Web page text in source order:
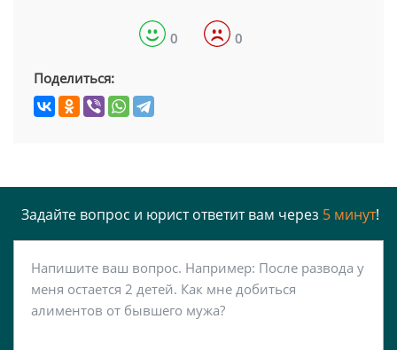
0 0
Поделиться:
Задайте вопрос и юрист ответит вам через 5 минут!